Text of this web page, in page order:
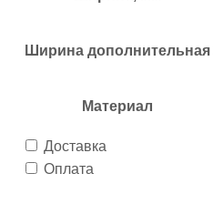
Ширина дополнительная
Материал
Доставка
Оплата